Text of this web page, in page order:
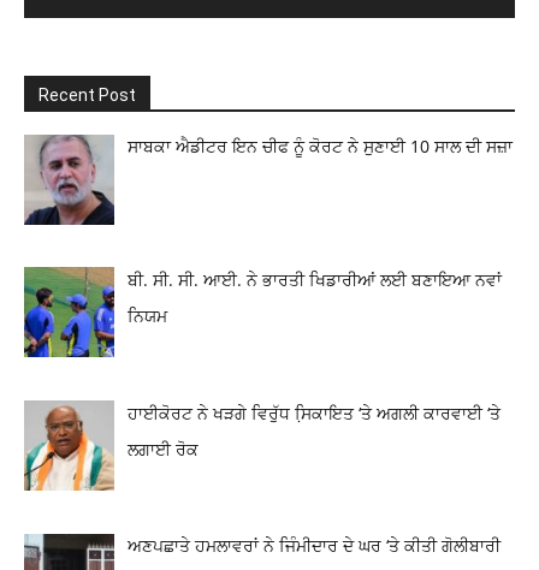
Recent Post
ਸਾਬਕਾ ਐਡੀਟਰ ਇਨ ਚੀਫ ਨੂੰ ਕੋਰਟ ਨੇ ਸੁਣਾਈ 10 ਸਾਲ ਦੀ ਸਜ਼ਾ
ਬੀ. ਸੀ. ਸੀ. ਆਈ. ਨੇ ਭਾਰਤੀ ਖਿਡਾਰੀਆਂ ਲਈ ਬਣਾਇਆ ਨਵਾਂ
ਨਿਯਮ
ਹਾਈਕੋਰਟ ਨੇ ਖੜਗੇ ਵਿਰੁੱਧ ਸਿ਼ਕਾਇਤ ‘ਤੇ ਅਗਲੀ ਕਾਰਵਾਈ ‘ਤੇ
ਲਗਾਈ ਰੋਕ
ਅਣਪਛਾਤੇ ਹਮਲਾਵਰਾਂ ਨੇ ਜਿੰਮੀਦਾਰ ਦੇ ਘਰ ‘ਤੇ ਕੀਤੀ ਗੋਲੀਬਾਰੀ